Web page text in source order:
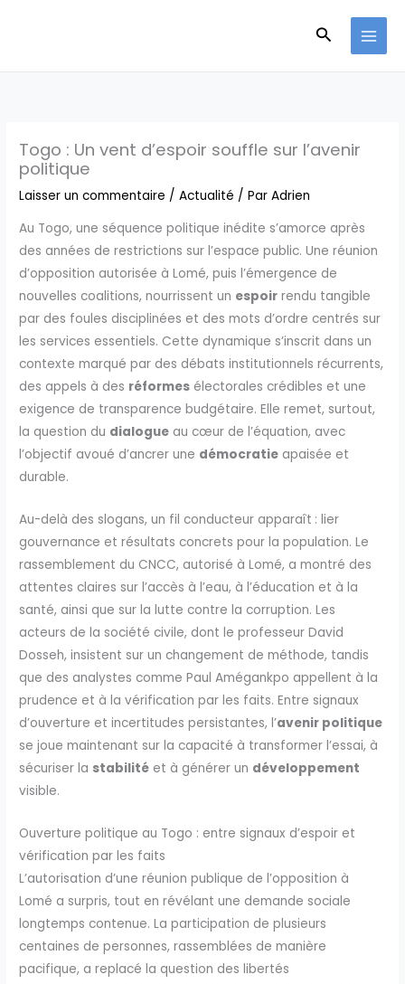
Togo : Un vent d’espoir souffle sur l’avenir
politique
Laisser un commentaire /Actualité / ParAdrien
Au Togo, une séquence politique inédite s’amorce après
des années de restrictions sur l’espace public. Une réunion
d’opposition autorisée à Lomé, puis l’émergence de
nouvelles coalitions, nourrissent un espoir rendu tangible
par des foules disciplinées et des mots d’ordre centrés sur
les services essentiels. Cette dynamique s’inscrit dans un
contexte marqué par des débats institutionnels récurrents,
des appels à des réformes électorales crédibles et une
exigence de transparence budgétaire. Elle remet, surtout,
la question du dialogue au cœur de l’équation, avec
l’objectif avoué d’ancrer une démocratie apaisée et
durable.
Au-delà des slogans, un fil conducteur apparaît : lier
gouvernance et résultats concrets pour la population. Le
rassemblement du CNCC, autorisé à Lomé, a montré des
attentes claires sur l’accès à l’eau, à l’éducation et à la
santé, ainsi que sur la lutte contre la corruption. Les
acteurs de la société civile, dont le professeur David
Dosseh, insistent sur un changement de méthode, tandis
que des analystes comme Paul Amégankpo appellent à la
prudence et à la vérification par les faits. Entre signaux
d’ouverture et incertitudes persistantes, l’avenir politique
se joue maintenant sur la capacité à transformer l’essai, à
sécuriser la stabilité et à générer un développement
visible.
Ouverture politique au Togo : entre signaux d’espoir et
vérification par les faits
L’autorisation d’une réunion publique de l’opposition à
Lomé a surpris, tout en révélant une demande sociale
longtemps contenue. La participation de plusieurs
centaines de personnes, rassemblées de manière
pacifique, a replacé la question des libertés